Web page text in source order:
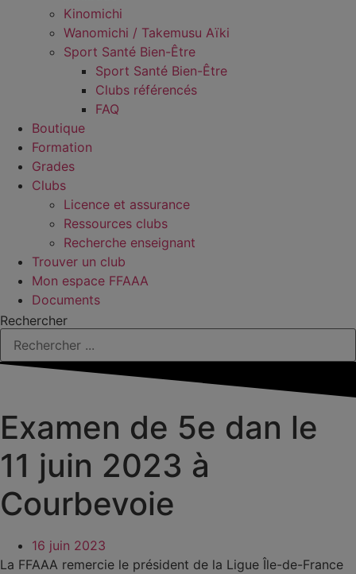
Kinomichi
Wanomichi / Takemusu Aïki
Sport Santé Bien-Être
Sport Santé Bien-Être
Clubs référencés
FAQ
Boutique
Formation
Grades
Clubs
Licence et assurance
Ressources clubs
Recherche enseignant
Trouver un club
Mon espace FFAAA
Documents
Rechercher
Examen de 5e dan le
11 juin 2023 à
Courbevoie
16 juin 2023
La FFAAA remercie le président de la Ligue Île-de-France